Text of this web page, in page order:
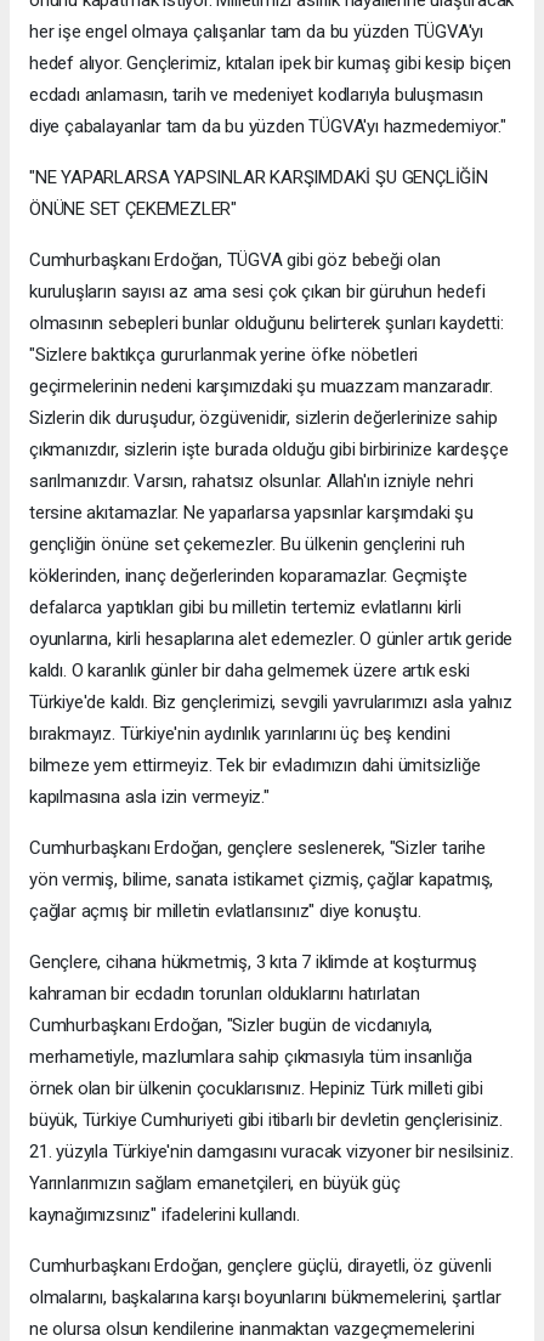
her işe engel olmaya çalışanlar tam da bu yüzden TÜGVA'yı
hedef alıyor. Gençlerimiz, kıtaları ipek bir kumaş gibi kesip biçen
ecdadı anlamasın, tarih ve medeniyet kodlarıyla buluşmasın
diye çabalayanlar tam da bu yüzden TÜGVA'yı hazmedemiyor."
"NE YAPARLARSA YAPSINLAR KARŞIMDAKİ ŞU GENÇLİĞİN
ÖNÜNE SET ÇEKEMEZLER"
Cumhurbaşkanı Erdoğan, TÜGVA gibi göz bebeği olan
kuruluşların sayısı az ama sesi çok çıkan bir güruhun hedefi
olmasının sebepleri bunlar olduğunu belirterek şunları kaydetti:
"Sizlere baktıkça gururlanmak yerine öfke nöbetleri
geçirmelerinin nedeni karşımızdaki şu muazzam manzaradır.
Sizlerin dik duruşudur, özgüvenidir, sizlerin değerlerinize sahip
çıkmanızdır, sizlerin işte burada olduğu gibi birbirinize kardeşçe
sarılmanızdır. Varsın, rahatsız olsunlar. Allah'ın izniyle nehri
tersine akıtamazlar. Ne yaparlarsa yapsınlar karşımdaki şu
gençliğin önüne set çekemezler. Bu ülkenin gençlerini ruh
köklerinden, inanç değerlerinden koparamazlar. Geçmişte
defalarca yaptıkları gibi bu milletin tertemiz evlatlarını kirli
oyunlarına, kirli hesaplarına alet edemezler. O günler artık geride
kaldı. O karanlık günler bir daha gelmemek üzere artık eski
Türkiye'de kaldı. Biz gençlerimizi, sevgili yavrularımızı asla yalnız
bırakmayız. Türkiye'nin aydınlık yarınlarını üç beş kendini
bilmeze yem ettirmeyiz. Tek bir evladımızın dahi ümitsizliğe
kapılmasına asla izin vermeyiz."
Cumhurbaşkanı Erdoğan, gençlere seslenerek, "Sizler tarihe
yön vermiş, bilime, sanata istikamet çizmiş, çağlar kapatmış,
çağlar açmış bir milletin evlatlarısınız" diye konuştu.
Gençlere, cihana hükmetmiş, 3 kıta 7 iklimde at koşturmuş
kahraman bir ecdadın torunları olduklarını hatırlatan
Cumhurbaşkanı Erdoğan, "Sizler bugün de vicdanıyla,
merhametiyle, mazlumlara sahip çıkmasıyla tüm insanlığa
örnek olan bir ülkenin çocuklarısınız. Hepiniz Türk milleti gibi
büyük, Türkiye Cumhuriyeti gibi itibarlı bir devletin gençlerisiniz.
21. yüzyıla Türkiye'nin damgasını vuracak vizyoner bir nesilsiniz.
Yarınlarımızın sağlam emanetçileri, en büyük güç
kaynağımızsınız" ifadelerini kullandı.
Cumhurbaşkanı Erdoğan, gençlere güçlü, dirayetli, öz güvenli
olmalarını, başkalarına karşı boyunlarını bükmemelerini, şartlar
ne olursa olsun kendilerine inanmaktan vazgeçmemelerini